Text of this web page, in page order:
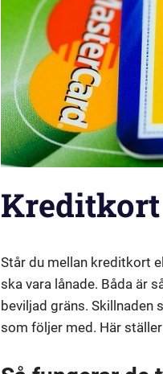
Står du mellan kreditkort
ska vara lånade. Båda är
beviljad gräns. Skillnaden
som följer med. Här